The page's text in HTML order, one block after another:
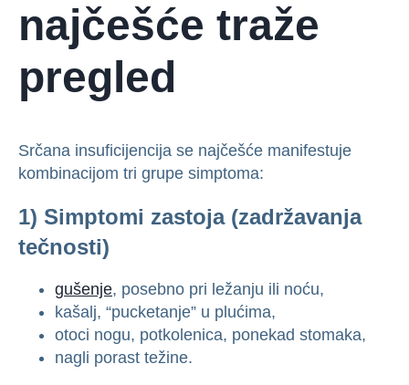
najčešće traže
pregled
Srčana insuficijencija se najčešće manifestuje
kombinacijom tri grupe simptoma:
1) Simptomi zastoja (zadržavanja
tečnosti)
gušenje, posebno pri ležanju ili noću,
kašalj, “pucketanje” u plućima,
otoci nogu, potkolenica, ponekad stomaka,
nagli porast težine.